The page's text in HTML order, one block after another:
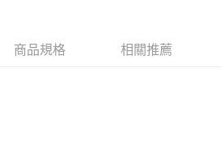
灣大哥大用戶可立即使用無須另外申請。
商品規格 相關推薦